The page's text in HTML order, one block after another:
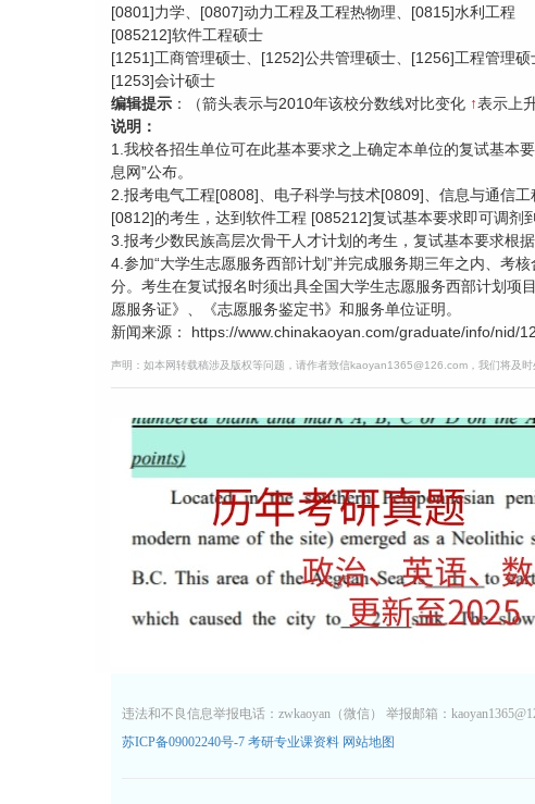
[0801]力学、 [0807]动力工程及工程热物理、[0815]水利工程
[085212]软件工程硕士
[1251]工商管理硕士、 [1252]公共管理硕士、[1256]工程管理硕
[1253]会计硕士
编辑提示 ：（箭头表示与2010年该校分数线对比变化 ↑表示上
说明：
1.我校各招生单位可在此基本要求之上确定本单位的复试基本
息网”公布。
2.报考电气工程[0808]、电子科学与技术[0809]、信息与通信
[0812]的考生，达到软件工程 [085212]复试基本要求即可调剂
3.报考少数民族高层次骨干人才计划的考生，复试基本要求根据
4.参加“大学生志愿服务西部计划”并完成服务期三年之内、考
分。考生在复试报名时须出具全国大学生志愿服务西部计划项
愿服务证》、《志愿服务鉴定书》和服务单位证明。
新闻来源： https://www.chinakaoyan.com/graduate/info/nid/
声明：如本网转载稿涉及版权等问题，请作者致信kaoyan1365@126.com，我们将及时
违法和不良信息举报电话：zwkaoyan（微信） 举报邮箱：
苏ICP备09002240号-7 考研专业课资料 网站地图